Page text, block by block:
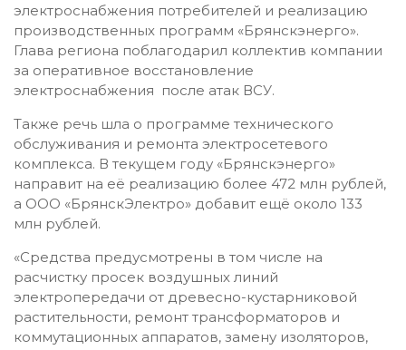
электроснабжения потребителей и реализацию
производственных программ «Брянскэнерго».
Глава региона поблагодарил коллектив компании
за оперативное восстановление
электроснабжения после атак ВСУ.
Также речь шла о программе технического
обслуживания и ремонта электросетевого
комплекса. В текущем году «Брянскэнерго»
направит на её реализацию более 472 млн рублей,
а ООО «БрянскЭлектро» добавит ещё около 133
млн рублей.
«Средства предусмотрены в том числе на
расчистку просек воздушных линий
электропередачи от древесно-кустарниковой
растительности, ремонт трансформаторов и
коммутационных аппаратов, замену изоляторов,